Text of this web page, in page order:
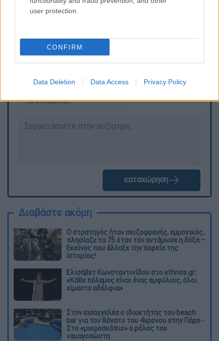
user protection.
CONFIRM
Data Deletion Data Access Privacy Policy
Οι επιβάτες των πτήσεων που επηρεάζονται
Τα σχολιά σας δημοσιεύονται άμεσα με δική σας ευθύνη. Το
διαγράφονται
καταχώρηση
Διαβάστε ακόμη
O στρατηγός ήταν σχιζοφρενής, εμμονικός,
πλησίαζε τα 75 όταν τον αντάμωσε η δόξα –
Εκείνος που άλλαξε την πορεία της
Ιστορίας!
Ελισάβετ Κωνσταντινίδου στο ethnos.gr:
«Κάθε πόλεμος είναι ένας εμφύλιος, όλοι
είμαστε αδέλφια»
Στον εισαγγελέα ο ιδιοκτήτης του beach
bar για τον θάνατο του 4χρονου στην Πάρο -
Στο «μικροσκόπιο» ο ρόλος του
ναυαγοσώστη